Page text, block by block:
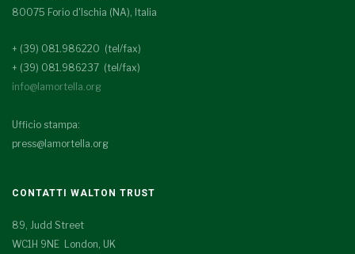
80075 Forio d'Ischia (NA), Italia
+ (39) 081.986220 (tel/fax)
+ (39) 081.986237 (tel/fax)
info@lamortella.org
Ufficio stampa:
press@lamortella.org
CONTATTI WALTON TRUST
89, Judd Street
WC1H 9NE London, UK